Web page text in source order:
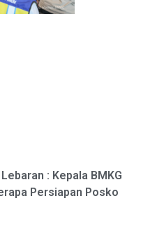
: Kepala BMKG
Persiapan Posko